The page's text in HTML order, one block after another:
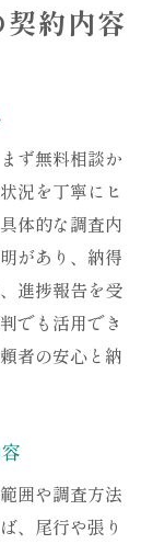
約内容
ず無料相談か
況を丁寧にヒ
体的な調査内
があり、納得
進捗報告を受
でも活用でき
者の安心と納
囲や調査方法
、尾行や張り